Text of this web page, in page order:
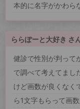
本的に名字がかわら
ららぽーと大好き さ
健診で性別が判って
で調べて考えてまし
けど画数が良くなく
ら1文字もらって画